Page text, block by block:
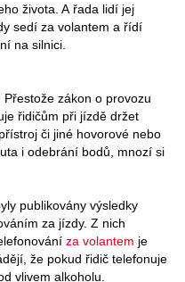
života. A řada lidí jej
sedí za volantem a řídí
na silnici.
Přestože zákon o provozu
řidičům při jízdě držet
či jiné hovorové nebo
i odebrání bodů, mnozí si
publikovány výsledky
za jízdy. Z nich
za volantem je
že pokud řidič telefonuje
vlivem alkoholu.